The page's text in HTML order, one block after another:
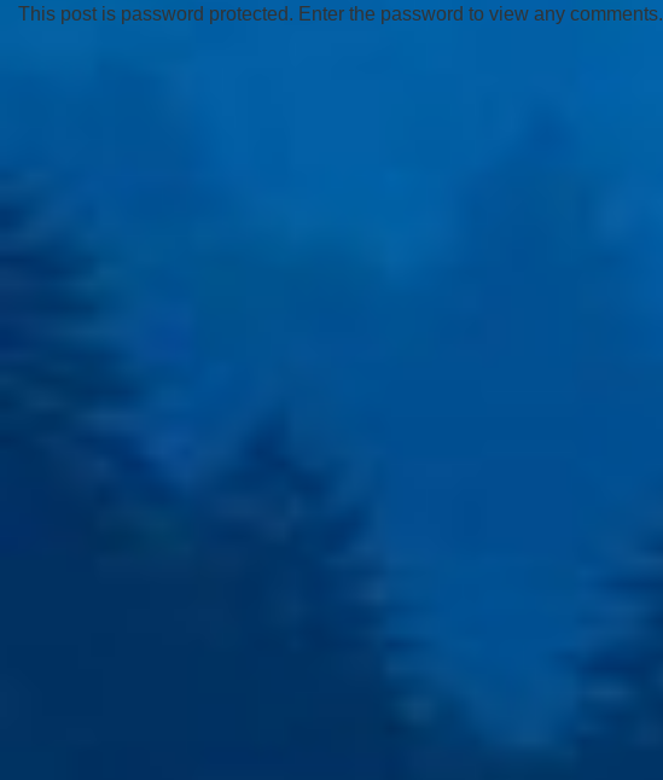
This post is password protected. Enter the password to view any comments.